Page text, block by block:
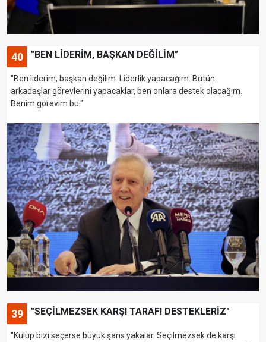
40 "BEN LİDERİM, BAŞKAN DEĞİLİM"
"Ben liderim, başkan değilim. Liderlik yapacağım. Bütün
arkadaşlar görevlerini yapacaklar, ben onlara destek olacağım.
Benim görevim bu."
39 "SEÇİLMEZSEK KARŞI TARAFI DESTEKLERİZ"
"Kulüp bizi seçerse büyük şans yakalar. Seçilmezsek de karşı